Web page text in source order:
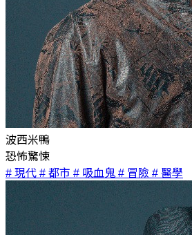
波西米鴨
恐怖驚悚
# 現代 # 都市 # 吸血鬼 # 冒險 # 醫學